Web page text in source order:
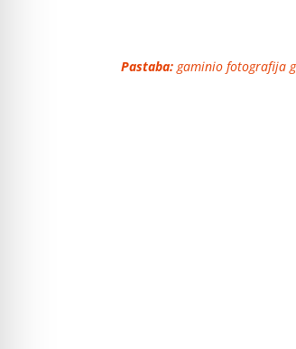
Pastaba: gaminio fotografija